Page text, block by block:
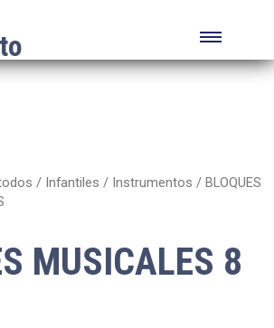
/ Infantiles / Instrumentos / BLOQUES
MUSICALES 8